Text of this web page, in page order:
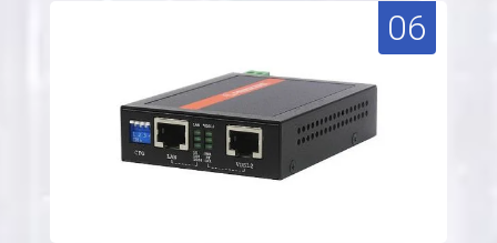
06